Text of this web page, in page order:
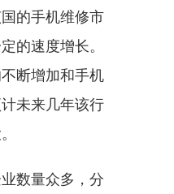
的手机维修市
的速度增长。
断增加和手机
未来几年该行
数量众多，分